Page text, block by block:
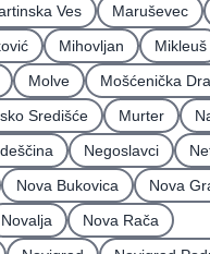
Ves Maruševec
Mihovljan Mikleuš
Molve
Mošćenička
Središće Murter
Negoslavci
Nova Bukovica
Nova
Novalja
Nova Rača